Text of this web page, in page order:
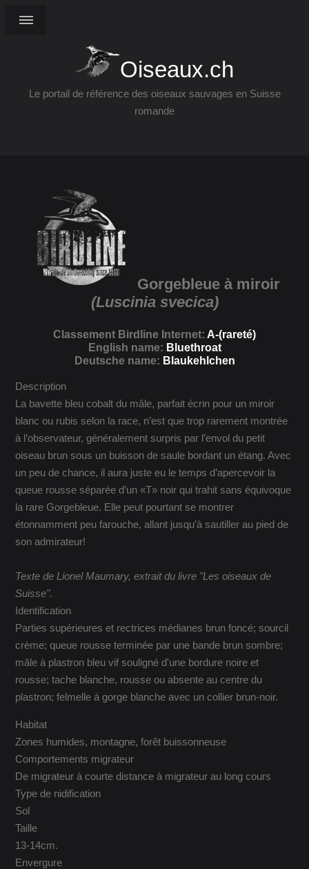
Oiseaux.ch
Le portail de référence des oiseaux sauvages en Suisse
romande
Gorgebleue à miroir
(Luscinia svecica)
Classement Birdline Internet: A-(rareté)
English name: Bluethroat
Deutsche name: Blaukehlchen
Description
La bavette bleu cobalt du mâle, parfait écrin pour un miroir
blanc ou rubis selon la race, n’est que trop rarement montrée
à l’observateur, généralement surpris par l’envol du petit
oiseau brun sous un buisson de saule bordant un étang. Avec
un peu de chance, il aura juste eu le temps d’apercevoir la
queue rousse séparée d’un «T» noir qui trahit sans équivoque
la rare Gorgebleue. Elle peut pourtant se montrer
étonnamment peu farouche, allant jusqu’à sautiller au pied de
son admirateur!
Texte de Lionel Maumary, extrait du livre "Les oiseaux de
Suisse".
Identification
Parties supérieures et rectrices médianes brun foncé; sourcil
crème; queue rousse terminée par une bande brun sombre;
mâle à plastron bleu vif souligné d'une bordure noire et
rousse; tache blanche, rousse ou absente au centre du
plastron; felmelle à gorge blanche avec un collier brun-noir.
Habitat
Zones humides, montagne, forêt buissonneuse
Comportements migrateur
De migrateur à courte distance à migrateur au long cours
Type de nidification
Sol
Taille
13-14cm.
Envergure